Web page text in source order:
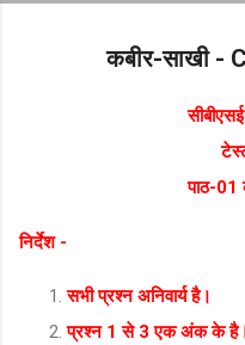
कबीर-साखी -
पाठ-01
निर्देश -
सभी प्रश्न अनिवार्य है।
प्रश्न 1 से 3 एक अंक के